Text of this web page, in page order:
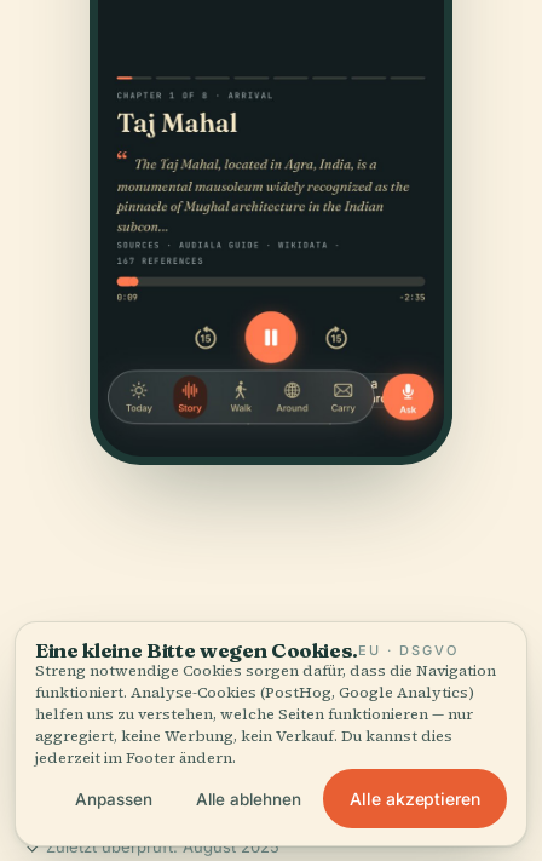
Geprüftund gezeigt.
Recherchiert und verfasst vom Audiala-Redaktionsteam
aus historischen Aufzeichnungen, architektonischen
Archiven und lokalem Wissen.
Zuletzt überprüft: August 2025
Eine kleine Bitte wegen Cookies.EU · DSGVO
Streng notwendige Cookies sorgen dafür, dass die Navigation
funktioniert. Analyse-Cookies (PostHog, Google Analytics)
helfen uns zu verstehen, welche Seiten funktionieren — nur
aggregiert, keine Werbung, kein Verkauf. Du kannst dies
jederzeit im Footer ändern.
Anpassen Alle ablehnen Alle akzeptieren